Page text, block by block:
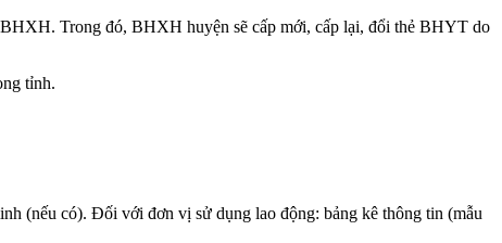
Trong đó, BHXH huyện sẽ cấp mới, cấp lại, đổi thẻ BHYT do
tỉnh.
(nếu có). Đối với đơn vị sử dụng lao động: bảng kê thông tin (mẫu